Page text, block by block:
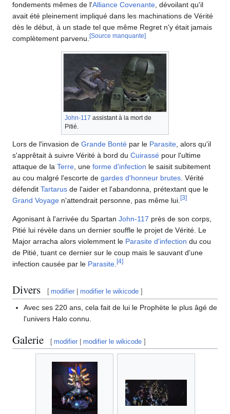
fondements mêmes de l'Alliance Covenante, dévoilant qu'il
avait été pleinement impliqué dans les machinations de Vérité
dès le début, à un stade tel que même Regret n'y était jamais
complètement parvenu. [Source manquante]
John-117 assistant à la mort de
Pitié.
Lors de l'invasion de Grande Bonté par le Parasite, alors qu'il
s'apprêtait à suivre Vérité à bord du Cuirassé pour l'ultime
attaque de la Terre, une forme d'infection le saisit subitement
au cou malgré l'escorte de gardes d'honneur brutes. Vérité
défendit Tartarus de l'aider et l'abandonna, prétextant que le
Grand Voyage n'attendrait personne, pas même lui. [3]
Agonisant à l'arrivée du Spartan John-117 près de son corps,
Pitié lui révèle dans un dernier souffle le projet de Vérité. Le
Major arracha alors violemment le Parasite d'infection du cou
de Pitié, tuant ce dernier sur le coup mais le sauvant d'une
infection causée par le Parasite. [4]
Divers [ modifier |modifier le wikicode ]
Avec ses 220 ans, cela fait de lui le Prophète le plus âgé de
l'univers Halo connu.
Galerie [ modifier |modifier le wikicode ]